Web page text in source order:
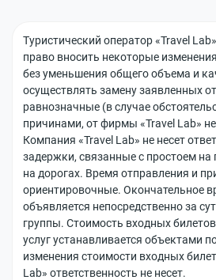
Туристический оператор «Travel
право вносить некоторые
без уменьшения общего объема и
осуществлять замену заявленных
равнозначные (в случае
причинами, от фирмы «Travel Lab»
Компания «Travel Lab» не несет
задержки, связанные с простоем на
на дорогах. Время отправления и
ориентировочные. Окончательное
объявляется непосредственно за
группы. Стоимость входных
услуг устанавливается объектами
изменения стоимости входных
Lab» ответственность не несет.